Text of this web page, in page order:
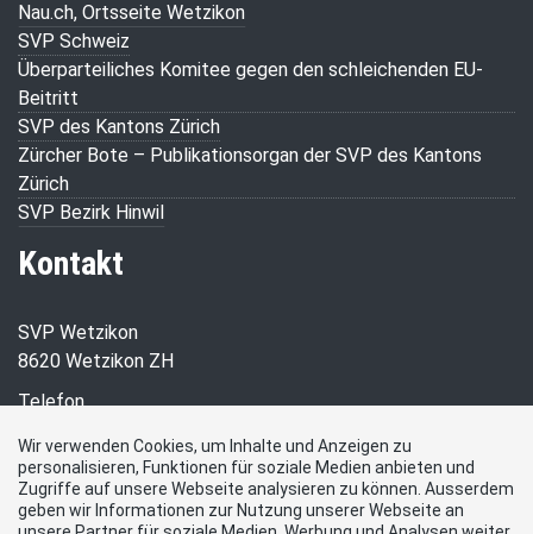
Nau.ch, Ortsseite Wetzikon
SVP Schweiz
Überparteiliches Komitee gegen den schleichenden EU-
Beitritt
SVP des Kantons Zürich
Zürcher Bote – Publikationsorgan der SVP des Kantons
Zürich
SVP Bezirk Hinwil
Kontakt
SVP Wetzikon
8620 Wetzikon ZH
Telefon
E-Mail
r.mueri@svp-wetzikon.ch
Wir verwenden Cookies, um Inhalte und Anzeigen zu
personalisieren, Funktionen für soziale Medien anbieten und
Zugriffe auf unsere Webseite analysieren zu können. Ausserdem
geben wir Informationen zur Nutzung unserer Webseite an